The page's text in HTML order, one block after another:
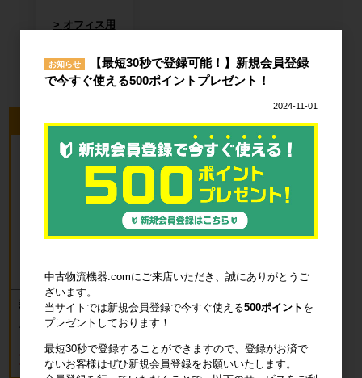
オフィス用
今回のピックアップ商品
新品 カゴ台車 ロールボックスパレッ
ト(樹脂底板) W850×D650×H1700mm
ブルー
18,700円税込20,570円
お知らせ
【最短30秒で登録可能！】新規会員登録
で今すぐ使える500ポイントプレゼント！
2024-11-01
中古物流機器.comにご来店いただき、誠にありがとうご
ざいます。
当サイトでは新規会員登録で今すぐ使える500ポイント を
プレゼントしております！
最短30秒で登録することができますので、登録がお済で
ないお客様はぜひ新規会員登録をお願いいたします。